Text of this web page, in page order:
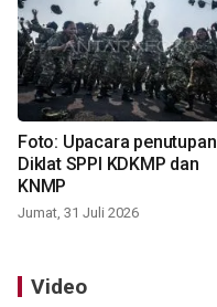
Foto: Upacara penutupan
Diklat SPPI KDKMP dan
KNMP
Jumat, 31 Juli 2026
Video